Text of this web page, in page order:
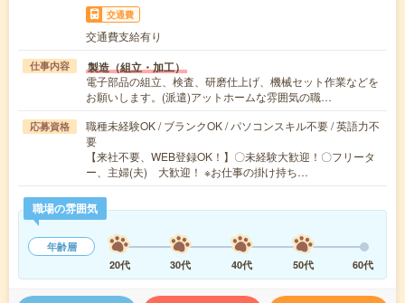
交通費
交通費支給有り
仕事内容 製造（組立・加工）
電子部品の組立、検査、研磨仕上げ、機械セット作業などを
お願いします。(派遣)アットホームな雰囲気の職…
応募資格
職種未経験OK / ブランクOK / パソコンスキル不要 / 英語力不
要
【来社不要、WEB登録OK！】〇未経験大歓迎！〇フリータ
ー、主婦(夫) 大歓迎！ ※お仕事の掛け持ち…
職場の雰囲気
年齢層
20代
30代 40代 50代 60代